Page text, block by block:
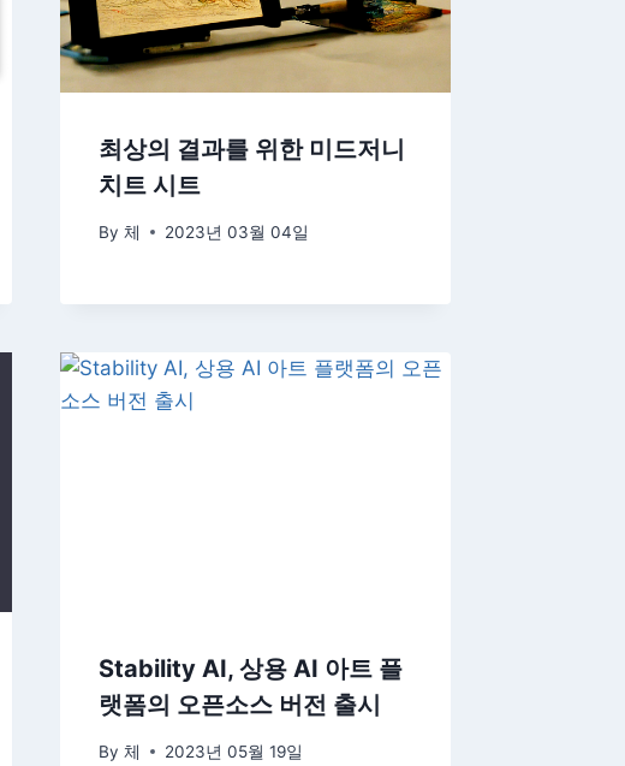
최상의 결과를 위한 미드저니
치트 시트
By 체 2023년 03월 04일
Stability AI, 상용 AI 아트 플
랫폼의 오픈소스 버전 출시
By 체 2023년 05월 19일